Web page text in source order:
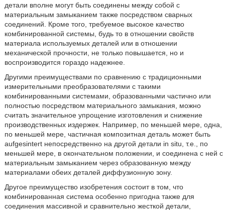
детали вполне могут быть соединены между собой с
материальным замыканием также посредством сварных
соединений. Кроме того, требуемое высокое качество
комбинированной системы, будь то в отношении свойств
материала используемых деталей или в отношении
механической прочности, не только повышается, но и
воспроизводится гораздо надежнее.
Другими преимуществами по сравнению с традиционными
измерительными преобразователями с такими
комбинированными системами, образованными частично или
полностью посредством материального замыкания, можно
считать значительное упрощение изготовления и снижение
производственных издержек. Например, по меньшей мере, одна,
по меньшей мере, частичная композитная деталь может быть
aufgesintert непосредственно на другой детали in situ, т.е., по
меньшей мере, в окончательном положении, и соединена с ней с
материальным замыканием через образованную между
материалами обеих деталей диффузионную зону.
Другое преимущество изобретения состоит в том, что
комбинированная система особенно пригодна также для
соединения массивной и сравнительно жесткой детали,